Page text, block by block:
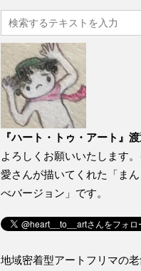
『ハート・トゥ・アート』
よろしくお願いいたします
愛さんが描いてくれた「ま
べバージョン」です。
地域密着型アートフリマの